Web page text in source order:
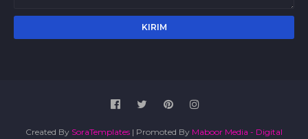
Created By SoraTemplates | Promoted By Maboor Media - Digital